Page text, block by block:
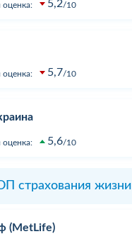
оценка: 5,2 10
оценка: 5,7 10
оценка: 5,6 10
страхования жизни
(MetLife)